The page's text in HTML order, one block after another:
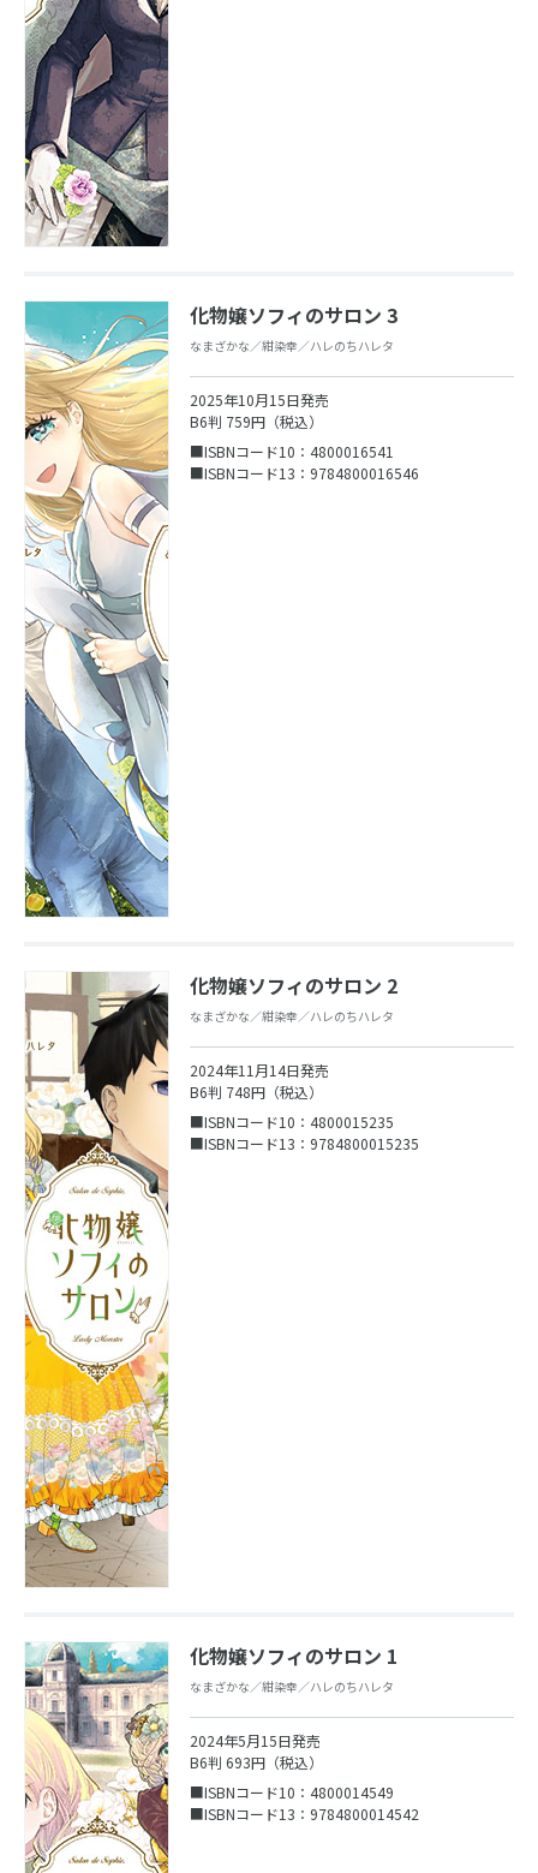
化物嬢ソフィのサロン 3
なまざかな／紺染幸／ハレのちハレタ
2025年10月15日発売
B6判 759円（税込）
■ISBNコード10：4800016541
■ISBNコード13：9784800016546
化物嬢ソフィのサロン 2
なまざかな／紺染幸／ハレのちハレタ
2024年11月14日発売
B6判 748円（税込）
■ISBNコード10：4800015235
■ISBNコード13：9784800015235
化物嬢ソフィのサロン 1
なまざかな／紺染幸／ハレのちハレタ
2024年5月15日発売
B6判 693円（税込）
■ISBNコード10：4800014549
■ISBNコード13：9784800014542